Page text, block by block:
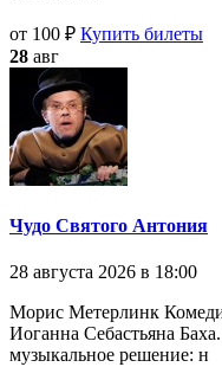
от 100 ₽ Купить билеты
28 авг
Чудо Святого Антония
28 августа 2026 в 18:00
Морис Метерлинк
Иоганна Себастьяна
музыкальное решение: н